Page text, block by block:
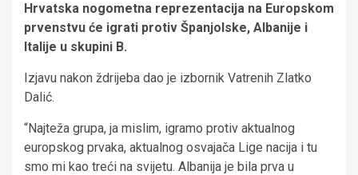
Hrvatska nogometna reprezentacija na Europskom
prvenstvu će igrati protiv Španjolske, Albanije i
Italije u skupini B.
Izjavu nakon ždrijeba dao je izbornik Vatrenih Zlatko
Dalić.
“Najteža grupa, ja mislim, igramo protiv aktualnog
europskog prvaka, aktualnog osvajača Lige nacija i tu
smo mi kao treći na svijetu. Albanija je bila prva u